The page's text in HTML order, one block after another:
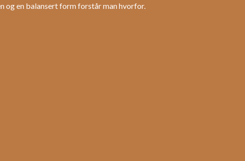
og en balansert form forstår man hvorfor.